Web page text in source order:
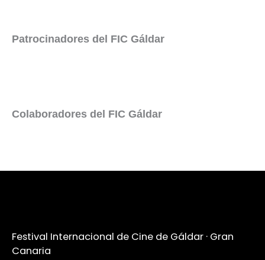
Patrocinadores del FIC Gáldar
Colaboradores del FIC Gáldar
Festival Internacional de Cine de Gáldar · Gran
Canaria